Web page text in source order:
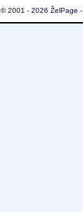
© 2001 - 2026 ŽelPage -